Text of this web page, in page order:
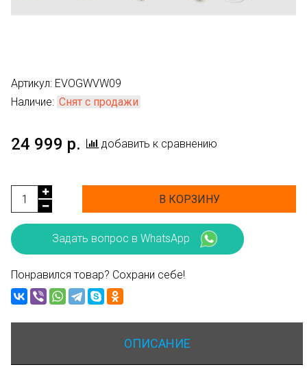
Артикул: EVOGWVW09
Наличие: Снят с продажи
24 999 р. добавить к сравнению
В КОРЗИНУ
Задать вопрос в WhatsApp
Понравился товар? Сохрани себе!
ОПИСАНИЕ